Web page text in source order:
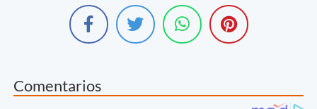
Comentarios